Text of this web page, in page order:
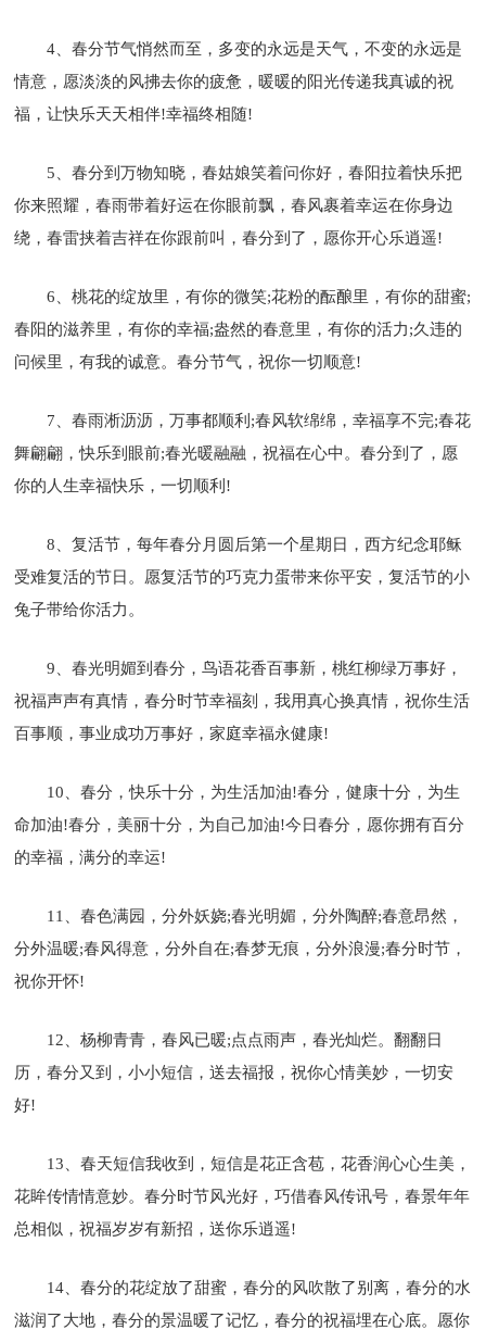
4、春分节气悄然而至，多变的永远是天气，不变的永远是
情意，愿淡淡的风拂去你的疲惫，暖暖的阳光传递我真诚的祝
福，让快乐天天相伴!幸福终相随!
5、春分到万物知晓，春姑娘笑着问你好，春阳拉着快乐把
你来照耀，春雨带着好运在你眼前飘，春风裹着幸运在你身边
绕，春雷挟着吉祥在你跟前叫，春分到了，愿你开心乐逍遥!
6、桃花的绽放里，有你的微笑;花粉的酝酿里，有你的甜蜜;
春阳的滋养里，有你的幸福;盎然的春意里，有你的活力;久违的
问候里，有我的诚意。春分节气，祝你一切顺意!
7、春雨淅沥沥，万事都顺利;春风软绵绵，幸福享不完;春花
舞翩翩，快乐到眼前;春光暖融融，祝福在心中。春分到了，愿
你的人生幸福快乐，一切顺利!
8、复活节，每年春分月圆后第一个星期日，西方纪念耶稣
受难复活的节日。愿复活节的巧克力蛋带来你平安，复活节的小
兔子带给你活力。
9、春光明媚到春分，鸟语花香百事新，桃红柳绿万事好，
祝福声声有真情，春分时节幸福刻，我用真心换真情，祝你生活
百事顺，事业成功万事好，家庭幸福永健康!
10、春分，快乐十分，为生活加油!春分，健康十分，为生
命加油!春分，美丽十分，为自己加油!今日春分，愿你拥有百分
的幸福，满分的幸运!
11、春色满园，分外妖娆;春光明媚，分外陶醉;春意昂然，
分外温暖;春风得意，分外自在;春梦无痕，分外浪漫;春分时节，
祝你开怀!
12、杨柳青青，春风已暖;点点雨声，春光灿烂。翻翻日
历，春分又到，小小短信，送去福报，祝你心情美妙，一切安
好!
13、春天短信我收到，短信是花正含苞，花香润心心生美，
花眸传情情意妙。春分时节风光好，巧借春风传讯号，春景年年
总相似，祝福岁岁有新招，送你乐逍遥!
14、春分的花绽放了甜蜜，春分的风吹散了别离，春分的水
滋润了大地，春分的景温暖了记忆，春分的祝福埋在心底。愿你